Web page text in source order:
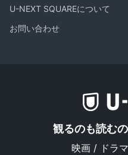
U-NEXT SQUAREについて
お問い合わせ
観るのも読む
映画 / ドラ